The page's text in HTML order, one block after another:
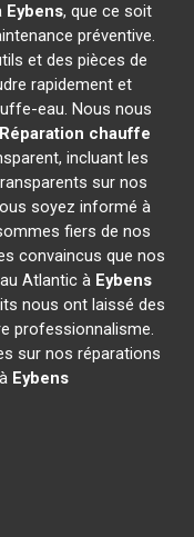
Eybens, que ce soit
préventive.
et des pièces de
rapidement et
eau. Nous nous
chauffe
incluant les
sur nos
soyez informé à
fiers de nos
convaincus que nos
Atlantic à Eybens
nous ont laissé des
professionnalisme.
sur nos réparations
Eybens